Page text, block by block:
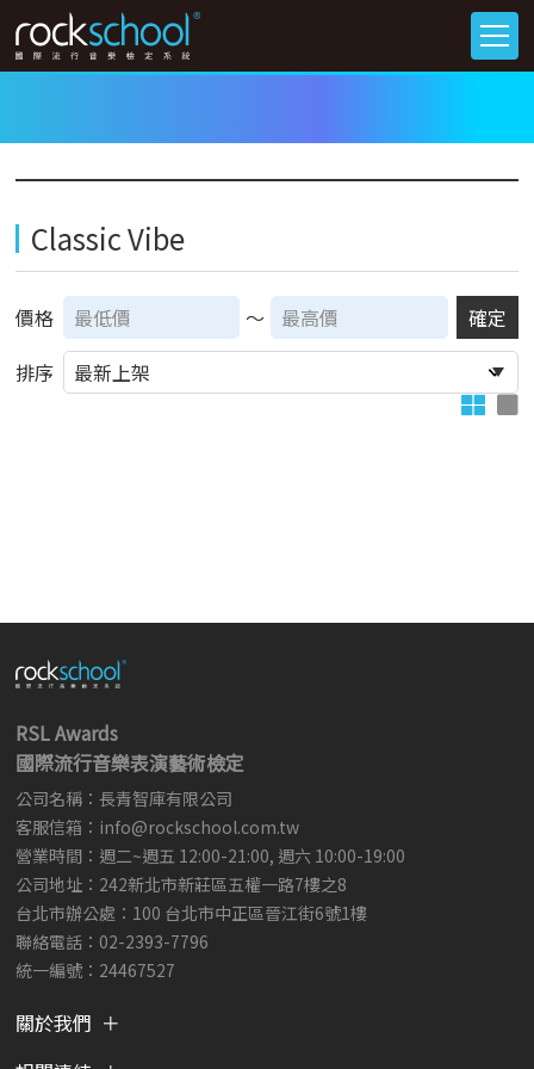
Classic Vibe
價格 ～
確定
排序
RSL Awards
國際流行音樂表演藝術檢定
公司名稱：長青智庫有限公司
客服信箱： info@rockschool.com.tw ​
營業時間：週二~週五 12:00-21:00, 週六 10:00-19:00
公司地址：242新北市新莊區五權一路7樓之8
台北市辦公處：100 台北市中正區晉江街6號1樓
聯絡電話：02-2393-7796
統一編號：24467527
關於我們